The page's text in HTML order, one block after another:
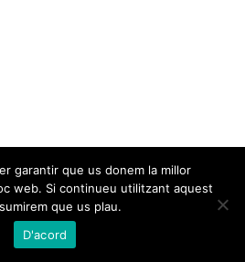
garantir que us donem la millor
web. Si continueu utilitzant aquest
que us plau.
D'acord